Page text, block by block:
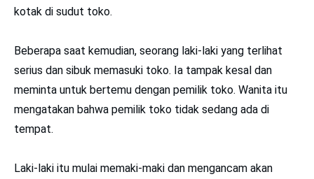
kotak di sudut toko.
Beberapa saat kemudian, seorang laki-laki yang terlihat
serius dan sibuk memasuki toko. Ia tampak kesal dan
meminta untuk bertemu dengan pemilik toko. Wanita itu
mengatakan bahwa pemilik toko tidak sedang ada di
tempat.
Laki-laki itu mulai memaki-maki dan mengancam akan